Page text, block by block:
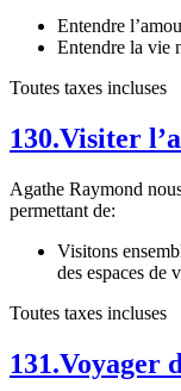
Entendre
Entendre la vie
Toutes taxes incluses
130.Visiter
Agathe Raymond
permettant de:
Visitons
des espaces de
Toutes taxes incluses
131.Voyager